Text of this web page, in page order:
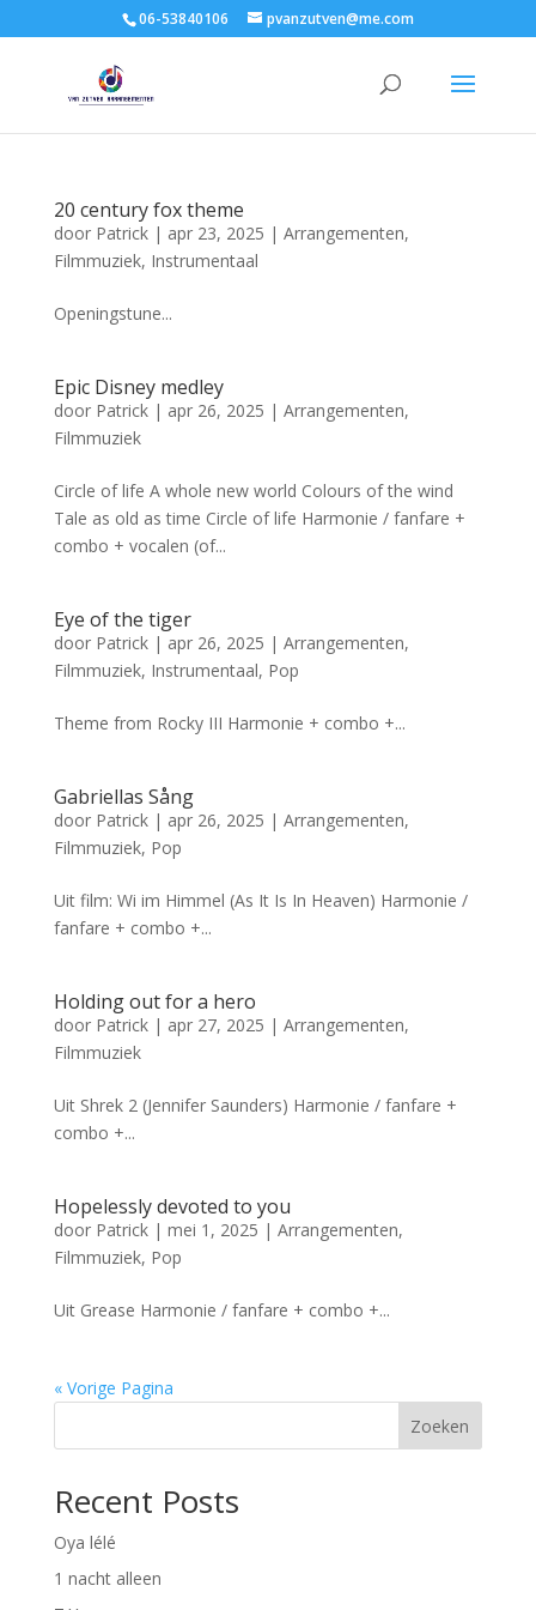
06-53840106 pvanzutven@me.com
20 century fox theme
door Patrick| apr 23, 2025 | Arrangementen,
Filmmuziek, Instrumentaal
Openingstune...
Epic Disney medley
door Patrick| apr 26, 2025 | Arrangementen,
Filmmuziek
Circle of life A whole new world Colours of the wind
Tale as old as time Circle of life Harmonie / fanfare +
combo + vocalen (of...
Eye of the tiger
door Patrick| apr 26, 2025 | Arrangementen,
Filmmuziek, Instrumentaal, Pop
Theme from Rocky III Harmonie + combo +...
Gabriellas Sång
door Patrick| apr 26, 2025 | Arrangementen,
Filmmuziek, Pop
Uit film: Wi im Himmel (As It Is In Heaven) Harmonie /
fanfare + combo +...
Holding out for a hero
door Patrick| apr 27, 2025 | Arrangementen,
Filmmuziek
Uit Shrek 2 (Jennifer Saunders) Harmonie / fanfare +
combo +...
Hopelessly devoted to you
door Patrick| mei 1, 2025 | Arrangementen,
Filmmuziek, Pop
Uit Grease Harmonie / fanfare + combo +...
« Vorige Pagina
Zoeken
Recent Posts
Oya lélé
1 nacht alleen